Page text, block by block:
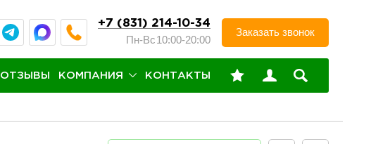
+7 (831) 214-10-34
Пн-Вс10:00-20:00
Заказать звонок
ОТЗЫВЫ КОМПАНИЯ КОНТАКТЫ